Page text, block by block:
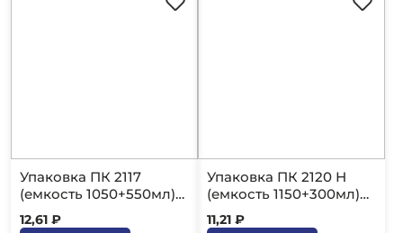
Упаковка ПК 2117
(емкость 1050+550мл)
360шт.
12,61 ₽
Упаковка ПК 2120 Н
(емкость 1150+300мл)
400шт.
11,21 ₽